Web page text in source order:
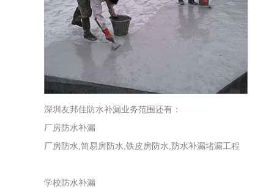
深圳友邦佳防水补漏业务范围还有：
厂房防水补漏
厂房防水,简易房防水,铁皮房防水,防水补漏堵漏工程
学校防水补漏